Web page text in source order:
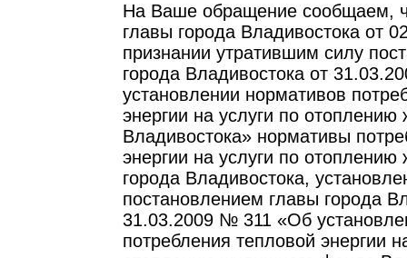
На Ваше обращение сообщаем,
главы города Владивостока от
признании утратившим силу
города Владивостока от
установлении нормативов
энергии на услуги по
Владивостока» нормативы
энергии на услуги по
города Владивостока,
постановлением главы города
31.03.2009 № 311 «Об
потребления тепловой энергии